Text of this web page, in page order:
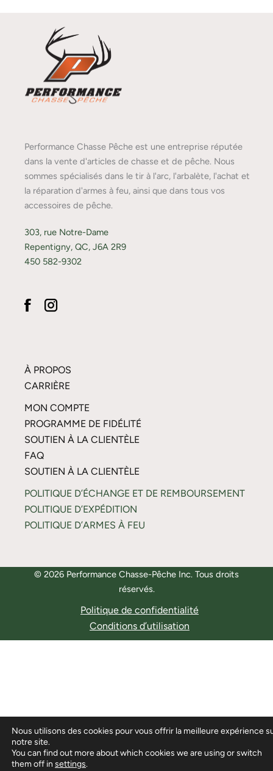
Performance Chasse Pêche est une entreprise réputée
dans la vente d'articles de chasse et de pêche. Nous
sommes spécialisés dans le tir à l'arc, l'arbalète, l'achat et
la réparation d'armes à feu, ainsi que dans tous vos
accessoires de pêche.
303, rue Notre-Dame
Repentigny, QC, J6A 2R9
450 582-9302
À PROPOS
CARRIÈRE
MON COMPTE
PROGRAMME DE FIDÉLITÉ
SOUTIEN À LA CLIENTÈLE
FAQ
SOUTIEN À LA CLIENTÈLE
POLITIQUE D’ÉCHANGE ET DE REMBOURSEMENT
POLITIQUE D’EXPÉDITION
POLITIQUE D’ARMES À FEU
© 2026 Performance Chasse-Pêche Inc. Tous droits
réservés.
Politique de confidentialité
Conditions d’utilisation
Nous utilisons des cookies pour vous offrir la meilleure expérience
notre site.
You can find out more about which cookies we are using or switch
them off in settings.